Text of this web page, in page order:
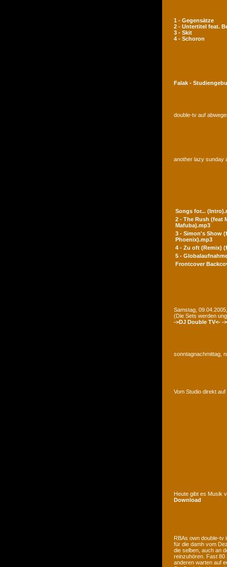
1 - Gegensätze
2 - Untertitel feat.
3 - Skit
4 - Schoron
Falak -
double-tv auf
another lazy sunday
Songs for...
2 - The Rush (feat
Mafuba).mp3
3 - Simon's Show
Phoenix).mp3
4 - Zu oft (Remix)
5 -
Frontcover
Samstag,
(Die Sets werden
->DJ Double TV<- -
sonntagnachmittag,
Vom Studio direkt
Heute gibt es Musik
Download
RBAs own double-tv
für die damh vom
die selben, auch an
reinzuhören. Fast 80
anderen warten auf